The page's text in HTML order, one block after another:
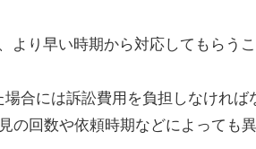
り早い時期から対応してもらうこ
合には訴訟費用を負担しなけれ
の回数や依頼時期などによっても